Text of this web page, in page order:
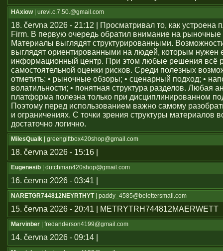
HAxiow| urevi.c.7.50.@gmail.com
18. června 2026 - 21:12 | Просматривал то, как устроена
Firm. В первую очередь обратил внимание на рыночные
Материалы выглядят структурированными.
выглядят ориентированными на людей, которым нужен
информационный центр. При этом любые решения всё
самостоятельной оценки рисков. Среди полезных
отметить: • рыночные обзоры; • сценарный подход; •
волатильности; • понятная структура разделов. Любая
платформа полезна только при дисциплинированном
Поэтому перед использованием важно самому
и ограничениях. С точки зрения структуры материалов
достаточно логично.
MilesQualk | greengiftbox420shop@gmail.com
18. června 2026 - 15:16 |
Eugenesib | dutchman420shop@gmail.com
16. června 2026 - 03:41 |
NARETGR744812NEYRTHYT| paddy_4585@belettersmail.com
15. června 2026 - 20:41 | METRYTRH744812MAERWETT
Marvinber | fredanderson4199@gmail.com
14. června 2026 - 09:14 |